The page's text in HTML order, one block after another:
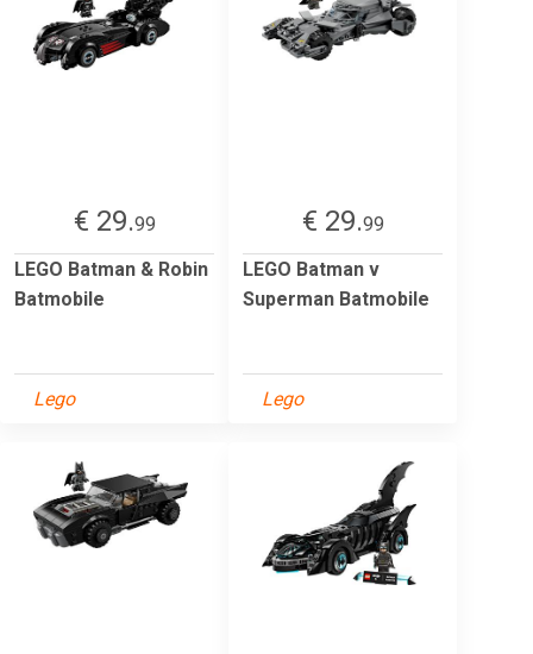
€ 29.99
LEGO Batman & Robin
Batmobile
Lego
€ 29.99
LEGO Batman v
Superman Batmobile
Lego